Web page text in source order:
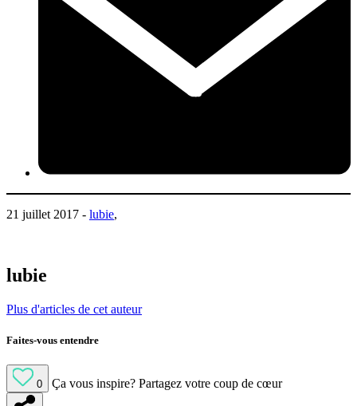
21 juillet 2017 - lubie,
lubie
Plus d'articles de cet auteur
Faites-vous entendre
0 Ça vous inspire? Partagez votre coup de cœur